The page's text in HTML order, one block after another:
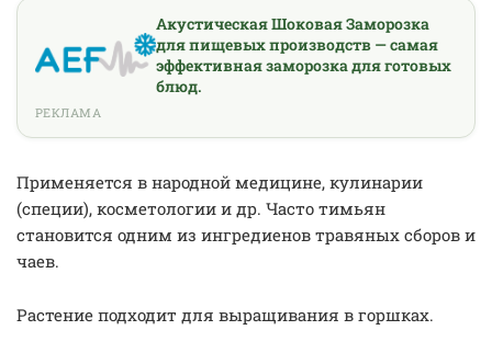
Акустическая Шоковая Заморозка
для пищевых производств — самая
эффективная заморозка для готовых
блюд.
РЕКЛАМА
Применяется в народной медицине, кулинарии
(специи), косметологии и др. Часто тимьян
становится одним из ингредиенов травяных сборов и
чаев.
Растение подходит для выращивания в горшках.